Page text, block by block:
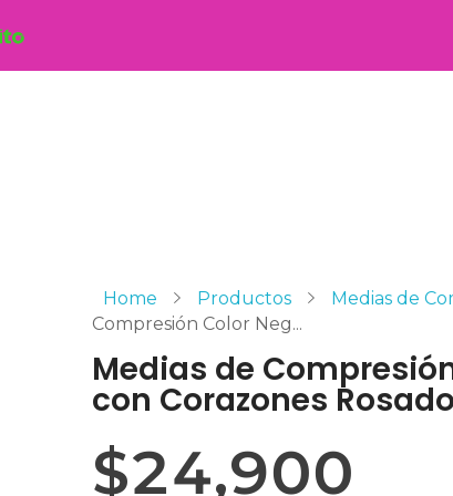
Home Productos Medias de
Compresión Color Neg...
Medias de
con Corazones
$24,900